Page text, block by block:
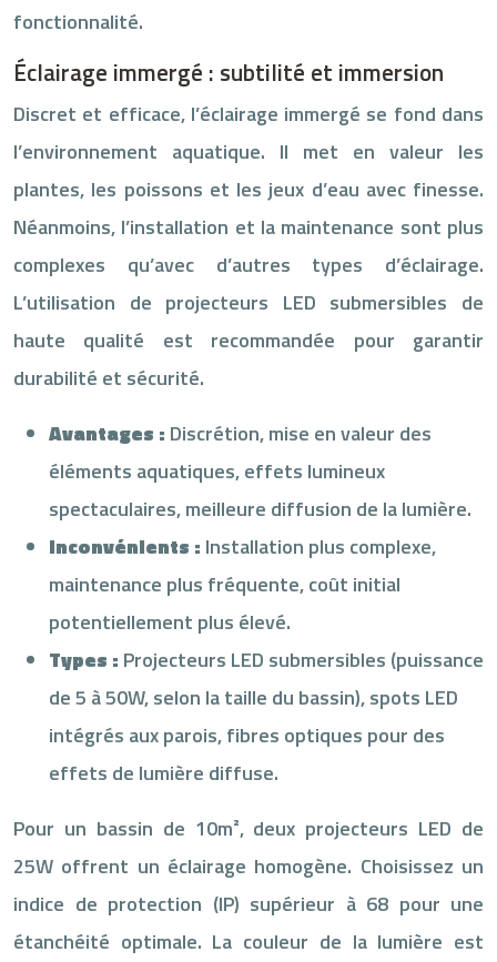
fonctionnalité.
Éclairage immergé : subtilité et immersion
Discret et efficace, l’éclairage immergé se fond dans
l’environnement aquatique. Il met en valeur les
plantes, les poissons et les jeux d’eau avec finesse.
Néanmoins, l’installation et la maintenance sont plus
complexes qu’avec d’autres types d’éclairage.
L’utilisation de projecteurs LED submersibles de
haute qualité est recommandée pour garantir
durabilité et sécurité.
Avantages : Discrétion, mise en valeur des
éléments aquatiques, effets lumineux
spectaculaires, meilleure diffusion de la lumière.
Inconvénients : Installation plus complexe,
maintenance plus fréquente, coût initial
potentiellement plus élevé.
Types : Projecteurs LED submersibles (puissance
de 5 à 50W, selon la taille du bassin), spots LED
intégrés aux parois, fibres optiques pour des
effets de lumière diffuse.
Pour un bassin de 10m², deux projecteurs LED de
25W offrent un éclairage homogène. Choisissez un
indice de protection (IP) supérieur à 68 pour une
étanchéité optimale. La couleur de la lumière est